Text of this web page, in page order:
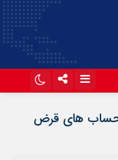
حساب های قرض